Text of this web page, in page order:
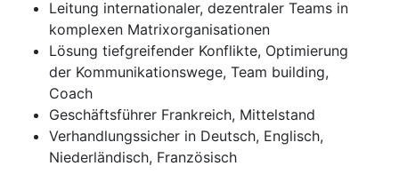
Leitung internationaler, dezentraler Teams in
komplexen Matrixorganisationen
Lösung tiefgreifender Konflikte, Optimierung
der Kommunikationswege, Team building,
Coach
Geschäftsführer Frankreich, Mittelstand
Verhandlungssicher in Deutsch, Englisch,
Niederländisch, Französisch